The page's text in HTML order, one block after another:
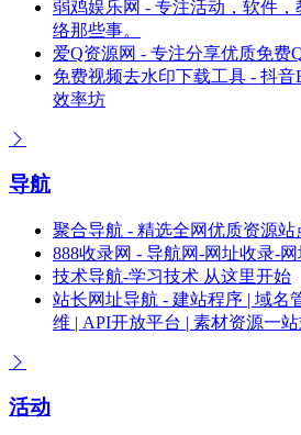
弱鸡娱乐网 - 专注活动，软件
络那些事。
爱Q资源网 - 专注分享优质免费
免费视频去水印下载工具 - 抖
效率坊
导航
聚合导航 - 精选全网优质资源站
888收录网 - 导航网-网址收录-
技术导航-学习技术 从这里开始
站长网址导航 - 建站程序 | 域名
维 | API开放平台 | 素材资源一
活动